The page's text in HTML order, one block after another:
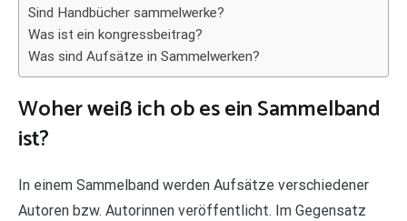
Sind Handbücher sammelwerke?
Was ist ein kongressbeitrag?
Was sind Aufsätze in Sammelwerken?
Woher weiß ich ob es ein Sammelband
ist?
In einem Sammelband werden Aufsätze verschiedener
Autoren bzw. Autorinnen veröffentlicht. Im Gegensatz